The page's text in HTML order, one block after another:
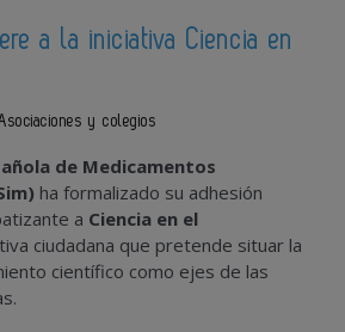
a la iniciativa Ciencia en
y colegios
de Medicamentos
ha formalizado su adhesión
a Ciencia en el
ciudadana que pretende situar la
científico como ejes de las